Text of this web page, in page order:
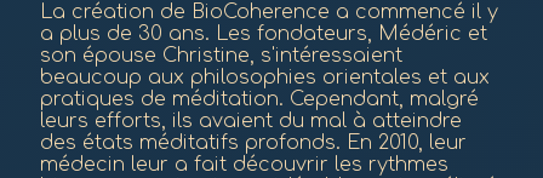
La création de BioCoherence a commencé il y
a plus de 30 ans. Les fondateurs, Médéric et
son épouse Christine, s'intéressaient
beaucoup aux philosophies orientales et aux
pratiques de méditation. Cependant, malgré
leurs efforts, ils avaient du mal à atteindre
des états méditatifs profonds. En 2010, leur
médecin leur a fait découvrir les rythmes